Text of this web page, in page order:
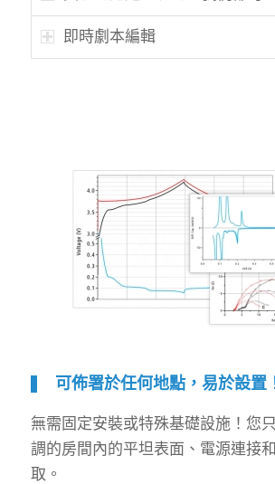
即時劇本編輯
可佈署於任何地點，易於設置
無需固定安裝或特殊基礎設施！您
調的房間內的平坦表面、電源連接
取。